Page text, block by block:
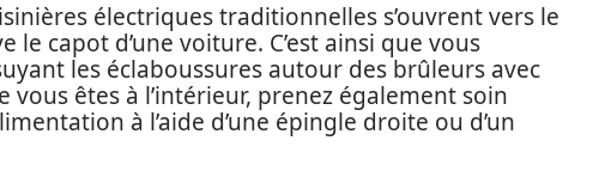
électriques traditionnelles s’ouvrent vers le
capot d’une voiture. C’est ainsi que vous
les éclaboussures autour des brûleurs avec
êtes à l’intérieur, prenez également soin
à l’aide d’une épingle droite ou d’un